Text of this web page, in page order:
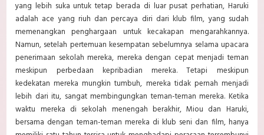
yang lebih suka untuk tetap berada di luar pusat perhatian, Haruki
adalah ace yang riuh dan percaya diri dari klub film, yang sudah
memenangkan penghargaan untuk kecakapan mengarahkannya.
Namun, setelah pertemuan kesempatan sebelumnya selama upacara
penerimaan sekolah mereka, mereka dengan cepat menjadi teman
meskipun perbedaan kepribadian mereka. Tetapi meskipun
kedekatan mereka mungkin tumbuh, mereka tidak pernah menjadi
lebih dari itu, sangat membingungkan teman-teman mereka. Ketika
waktu mereka di sekolah menengah berakhir, Miou dan Haruki,
bersama dengan teman-teman mereka di klub seni dan film, hanya